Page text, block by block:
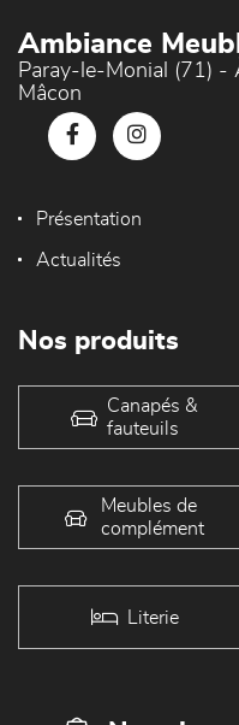
Ambiance
Paray-le-Monial (71) -
Mâcon
Présentation
Actualités
Nos produits
Canapés &
fauteuils
Meubles de
complément
Literie